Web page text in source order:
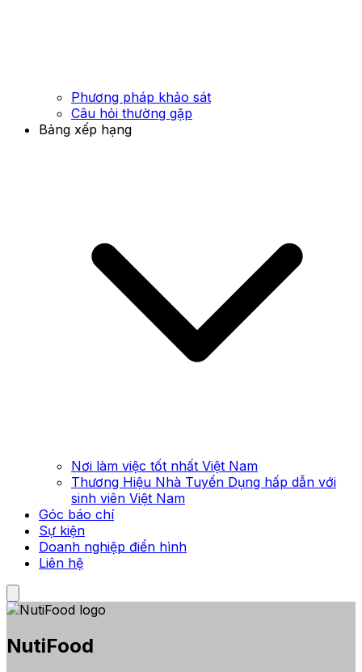
Phương pháp khảo sát
Câu hỏi thường gặp
Bảng xếp hạng
Nơi làm việc tốt nhất Việt Nam
Thương Hiệu Nhà Tuyển Dụng hấp dẫn với
sinh viên Việt Nam
Góc báo chí
Sự kiện
Doanh nghiệp điển hình
Liên hệ
NutiFood